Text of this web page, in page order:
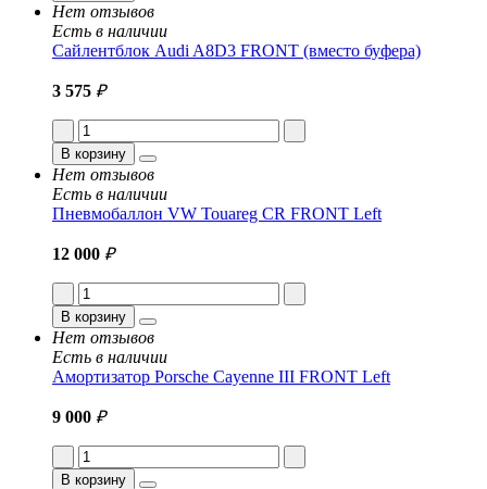
Нет отзывов
Есть в наличии
Сайлентблок Audi A8D3 FRONT (вместо буфера)
3 575 ₽
В корзину
Нет отзывов
Есть в наличии
Пневмобаллон VW Touareg CR FRONT Left
12 000 ₽
В корзину
Нет отзывов
Есть в наличии
Амортизатор Porsche Cayenne III FRONT Left
9 000 ₽
В корзину